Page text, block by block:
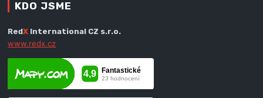
KDO JSME
RedX International CZ s.r.o.
www.redx.cz